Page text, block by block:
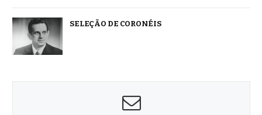
SELEÇÃO DE CORONÉIS